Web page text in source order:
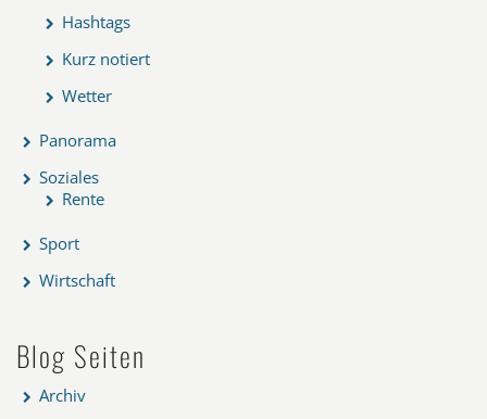
Hashtags
Kurz notiert
Wetter
Panorama
Soziales
Rente
Sport
Wirtschaft
Blog Seiten
Archiv